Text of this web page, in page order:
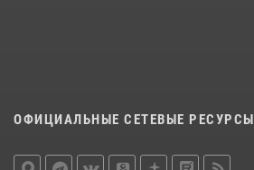
ОФИЦИАЛЬНЫЕ СЕТЕВЫЕ РЕСУРСЫ